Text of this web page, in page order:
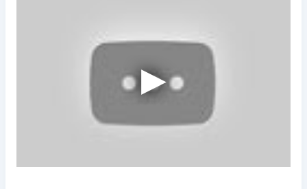
Оплата на расчетный счёт
Онлайн (через сайт или интернет-банкинг)
Через терминалы Приватбанка
Через терминалы самообслуживания